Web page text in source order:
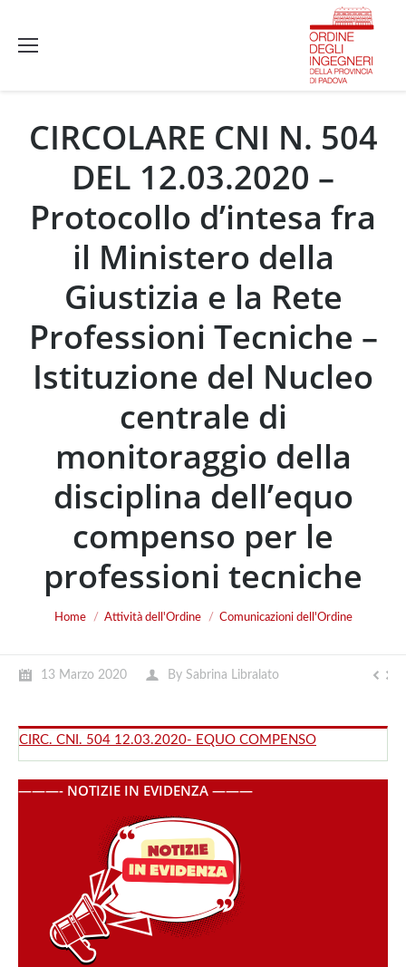
CIRCOLARE CNI N. 504
DEL 12.03.2020 –
Protocollo d’intesa fra
il Ministero della
Giustizia e la Rete
Professioni Tecniche –
Istituzione del Nucleo
centrale di
monitoraggio della
disciplina dell’equo
compenso per le
professioni tecniche
You are here:
Home Attività dell'Ordine Comunicazioni dell'Ordine
13 Marzo 2020 By Sabrina Libralato
CIRC. CNI. 504 12.03.2020- EQUO COMPENSO
———- NOTIZIE IN EVIDENZA ———